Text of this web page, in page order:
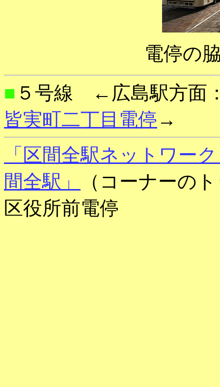
電停の
■ ５号線 ←広島駅方面
皆実町二丁目電停 →
「区間全駅ネットワー
間全駅」
（コーナーの
区役所前電停